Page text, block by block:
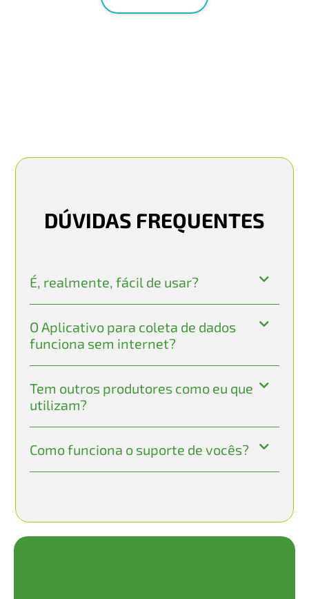
DÚVIDAS FREQUENTES
É, realmente, fácil de usar?
O Aplicativo para coleta de dados
funciona sem internet?
Tem outros produtores como eu que
utilizam?
Como funciona o suporte de vocês?